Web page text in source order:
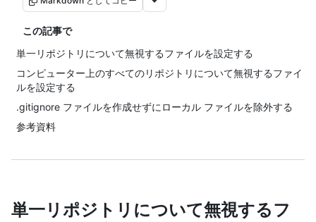
この記事で
単一リポジトリについて無視するファイルを設定する
コンピューター上のすべてのリポジトリについて無視するファイ
ルを設定する
.gitignore ファイルを作成せずにローカル ファイルを除外する
参考資料
単一リポジトリについて無視するフ